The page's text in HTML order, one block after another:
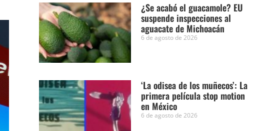
¿Se acabó el guacamole? EU
suspende inspecciones al
aguacate de Michoacán
6 de agosto de 2026
‘La odisea de los muñecos’: La
primera película stop motion
en México
6 de agosto de 2026